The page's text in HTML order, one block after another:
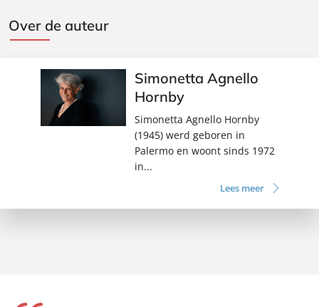
Over de auteur
Simonetta Agnello
Hornby
Simonetta Agnello Hornby
(1945) werd geboren in
Palermo en woont sinds 1972
in...
Lees meer